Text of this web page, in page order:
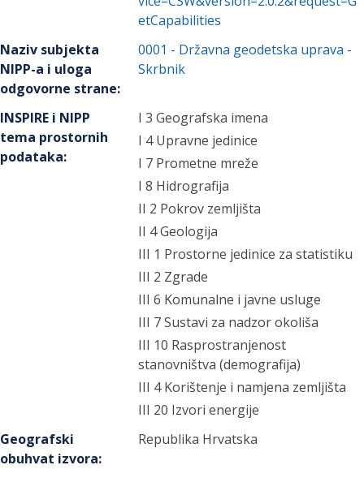
etCapabilities
Naziv subjekta
NIPP-a i uloga
odgovorne strane:
0001 - Državna geodetska uprava -
Skrbnik
INSPIRE i NIPP
tema prostornih
podataka:
I 3 Geografska imena
I 4 Upravne jedinice
I 7 Prometne mreže
I 8 Hidrografija
II 2 Pokrov zemljišta
II 4 Geologija
III 1 Prostorne jedinice za statistiku
III 2 Zgrade
III 6 Komunalne i javne usluge
III 7 Sustavi za nadzor okoliša
III 10 Rasprostranjenost
stanovništva (demografija)
III 4 Korištenje i namjena zemljišta
III 20 Izvori energije
Geografski
obuhvat izvora:
Republika Hrvatska